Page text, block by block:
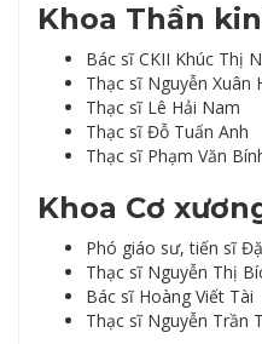
Khoa Thần
Bác sĩ CKII Khúc Thị
Thạc sĩ Nguyễn Xuân
Thạc sĩ Lê Hải Nam
Thạc sĩ Đỗ Tuấn Anh
Thạc sĩ Phạm Văn
Khoa Cơ
Phó giáo sư, tiến sĩ
Thạc sĩ Nguyễn Thị
Bác sĩ Hoàng Viết Tài
Thạc sĩ Nguyễn Trần